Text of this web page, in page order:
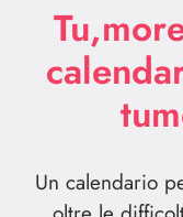
Un calendario